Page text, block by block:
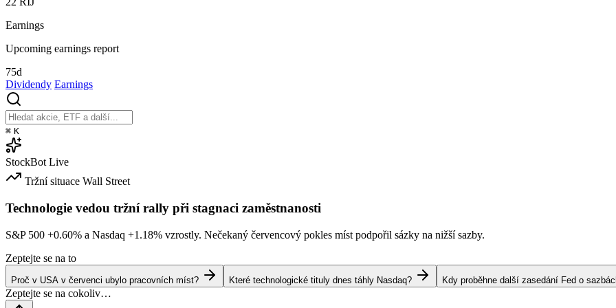
Earnings
Upcoming earnings report
75d
Dividendy Earnings
⌘ K
StockBot Live
Tržní situace Wall Street
Technologie vedou tržní rally při stagnaci zaměstnanosti
S&P 500 +0.60% a Nasdaq +1.18% vzrostly. Nečekaný červencový pokles míst podpořil sázky na nižší sazby.
Zeptejte se na to
Proč v USA v červenci ubylo pracovních míst? Které technologické tituly dnes táhly Nasdaq? Kdy proběhne další zasedání Fed o